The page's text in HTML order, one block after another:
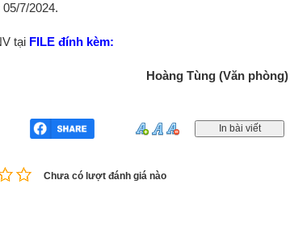
7/2024.
tại FILE đính kèm:
Hoàng Tùng (Văn phòng)
Chưa có lượt đánh giá nào